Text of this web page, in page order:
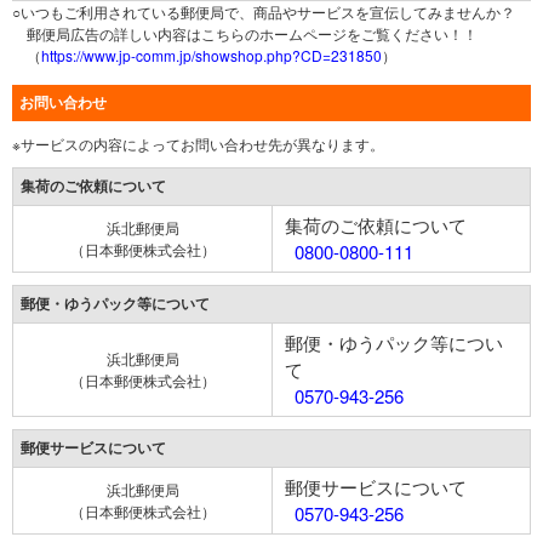
○いつもご利用されている郵便局で、商品やサービスを宣伝してみませんか？
郵便局広告の詳しい内容はこちらのホームページをご覧ください！！
（https://www.jp-comm.jp/showshop.php?CD=231850）
お問い合わせ
※サービスの内容によってお問い合わせ先が異なります。
集荷のご依頼について
浜北郵便局
（日本郵便株式会社）
集荷のご依頼について
0800-0800-111
郵便・ゆうパック等について
浜北郵便局
（日本郵便株式会社）
郵便・ゆうパック等につい
て
0570-943-256
郵便サービスについて
浜北郵便局
（日本郵便株式会社）
郵便サービスについて
0570-943-256